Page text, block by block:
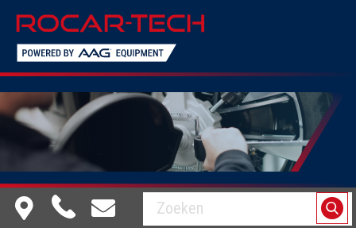
Equipment dat voor je werkt